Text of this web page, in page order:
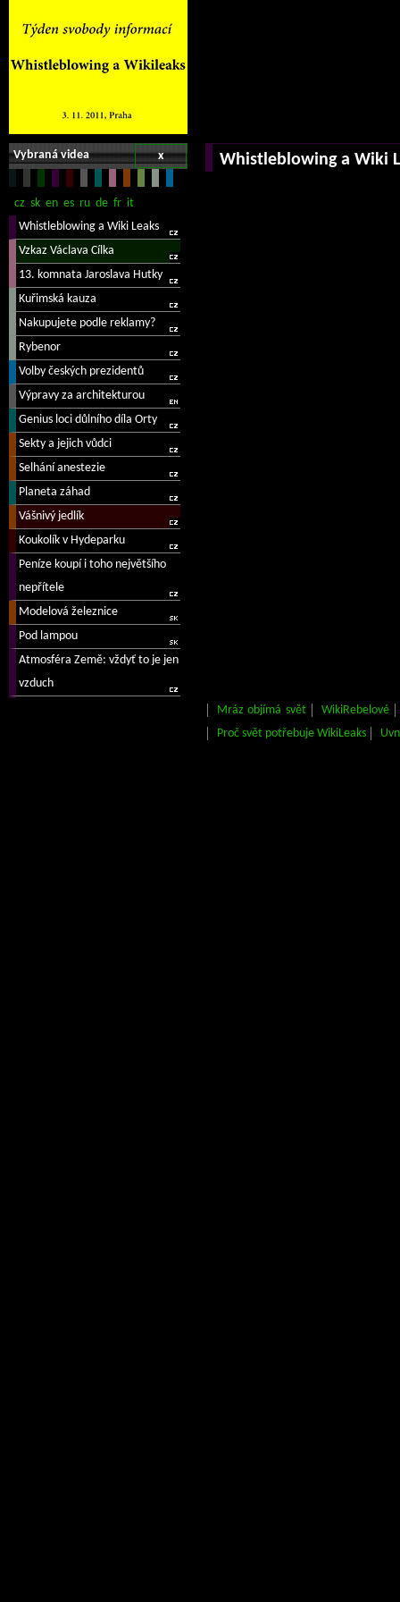
x
Vybraná videa Whistleblowing a Wiki
Mráz objímá svět
WikiRebelové
Proč svět potřebuje WikiLeaks